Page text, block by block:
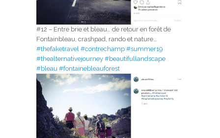
#12 – Entre brie et bleau… de retour en forêt de
Fontainbleau, crashpad, rando et nature…
#thefaketravel #contrechamp #summer19
#thealternativejourney #beautifullandscape
#bleau #fontainebleauforest